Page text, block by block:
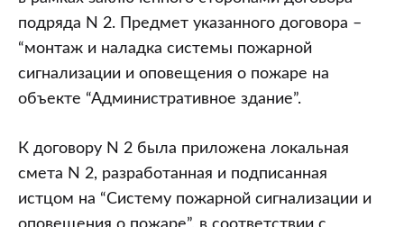
подряда N 2. Предмет указанного договора –
“монтаж и наладка системы пожарной
сигнализации и оповещения о пожаре на
объекте “Административное здание”.
К договору N 2 была приложена локальная
смета N 2, разработанная и подписанная
истцом на “Систему пожарной сигнализации и